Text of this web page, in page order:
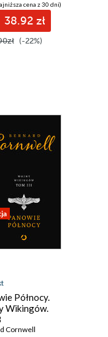
cena z 30 dni)
38.92 zł
(-22%)
Północy.
Wikingów.
Cornwell